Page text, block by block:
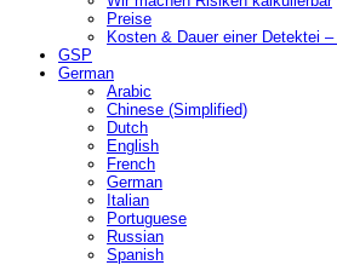
Preise
Kosten & Dauer einer Detektei
GSP
German
Arabic
Chinese (Simplified)
Dutch
English
French
German
Italian
Portuguese
Russian
Spanish